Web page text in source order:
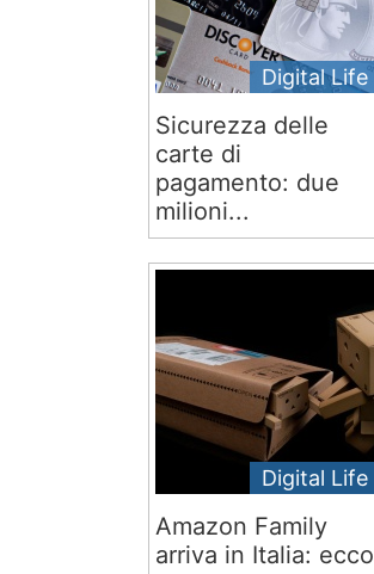
Digital Life
Sicurezza delle
carte di
pagamento: due
milioni...
Digital Life
Amazon Family
arriva in Italia: ecco